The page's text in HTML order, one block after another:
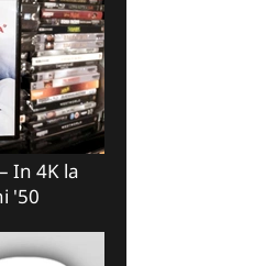
In 4K la
'50